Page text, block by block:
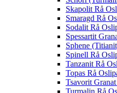
Skapolit Rå
Smaragd Rå
Sodalit Rå
Spessartit
Sphene
Spinell Rå
Tanzanit Rå
Topas Rå
Tsavorit